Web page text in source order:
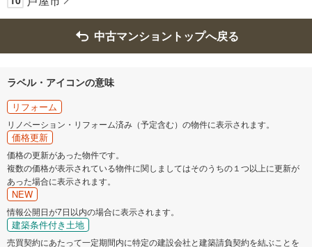
中古マンショントップへ戻る
ラベル・アイコンの意味
リフォーム
リノベーション・リフォーム済み（予定含む）の物件に表示されます。
価格更新
価格の更新があった物件です。
複数の価格が表示されている物件に関しましてはそのうちの１つ以上に更新が
あった場合に表示されます。
NEW
情報公開日が7日以内の場合に表示されます。
建築条件付き土地
売買契約にあたって一定期間内に特定の建設会社と建築請負契約を結ぶことを